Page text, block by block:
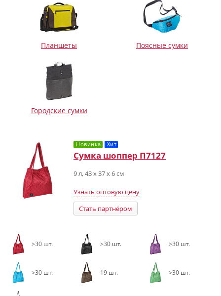
Планшеты Поясные сумки
Городские сумки
Новинка Хит
Сумка шоппер П7127
9 л, 43 х 37 х 6 см
Узнать оптовую цену
Стать партнёром
>30 шт. >30 шт. >30 шт.
>30 шт. 19 шт. >30 шт.